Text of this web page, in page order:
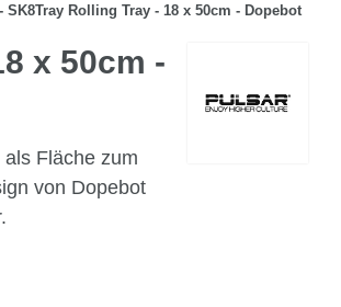
SK8Tray Rolling Tray - 18 x 50cm - Dopebot
x 50cm -
Fläche zum
von Dopebot